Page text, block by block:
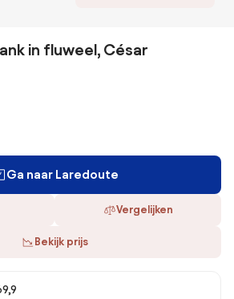
in fluweel, César
Ga naar Laredoute
Vergelijken
Bekijk prijs